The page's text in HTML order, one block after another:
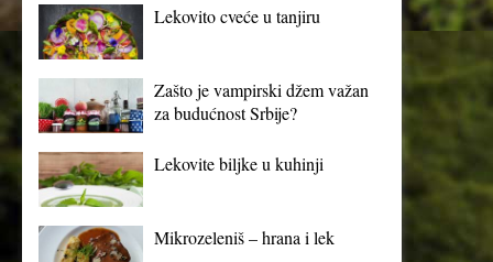
Lekovito cveće u tanjiru
Zašto je vampirski džem važan
za budućnost Srbije?
Lekovite biljke u kuhinji
Mikrozeleniš – hrana i lek